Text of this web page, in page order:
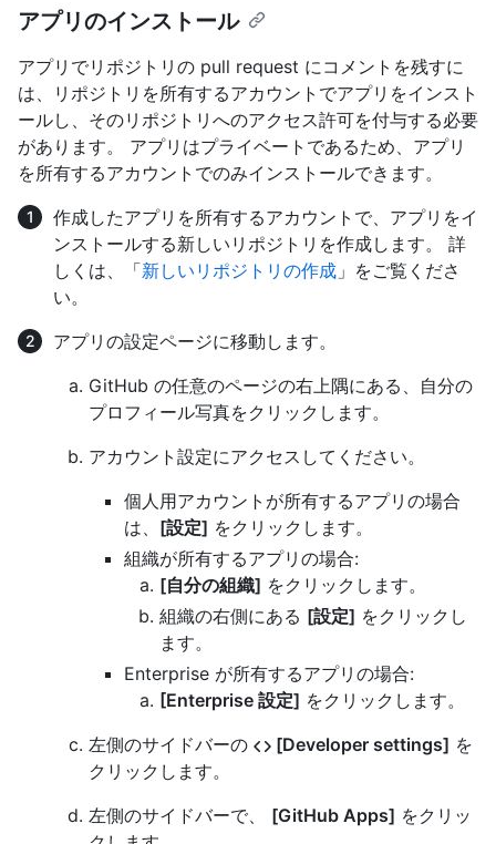
アプリのインストール
アプリでリポジトリの pull request にコメントを残すに
は、リポジトリを所有するアカウントでアプリをインスト
ールし、そのリポジトリへのアクセス許可を付与する必要
があります。 アプリはプライベートであるため、アプリ
を所有するアカウントでのみインストールできます。
作成したアプリを所有するアカウントで、アプリをイ
ンストールする新しいリポジトリを作成します。 詳
しくは、「新しいリポジトリの作成 」をご覧くださ
い。
アプリの設定ページに移動します。
GitHub の任意のページの右上隅にある、自分の
プロフィール写真をクリックします。
アカウント設定にアクセスしてください。
個人用アカウントが所有するアプリの場合
は、 [設定] をクリックします。
組織が所有するアプリの場合:
[自分の組織] をクリックします。
組織の右側にある [設定] をクリックし
ます。
Enterprise が所有するアプリの場合:
[Enterprise 設定] をクリックします。
左側のサイドバーの
[Developer settings] を
クリックします。
左側のサイドバーで、 [GitHub Apps] をクリッ